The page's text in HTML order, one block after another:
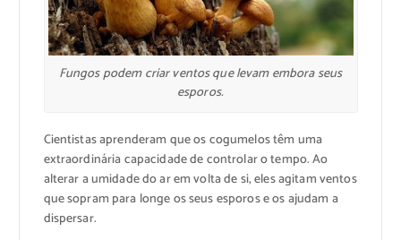
Fungos podem criar ventos que levam embora seus
esporos.
Cientistas aprenderam que os cogumelos têm uma
extraordinária capacidade de controlar o tempo. Ao
alterar a umidade do ar em volta de si, eles agitam ventos
que sopram para longe os seus esporos e os ajudam a
dispersar.